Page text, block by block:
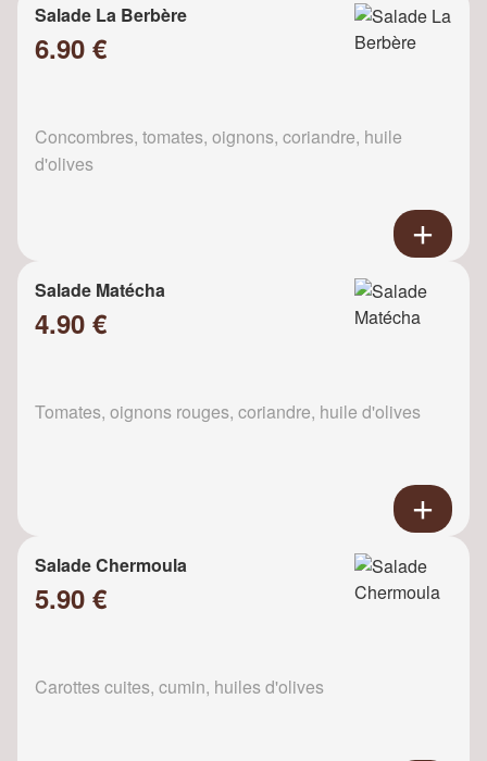
Salade La Berbère
6.90 €
Concombres, tomates, oignons, coriandre, huile
d'olives
Salade Matécha
4.90 €
Tomates, oignons rouges, coriandre, huile d'olives
Salade Chermoula
5.90 €
Carottes cuites, cumin, huiles d'olives